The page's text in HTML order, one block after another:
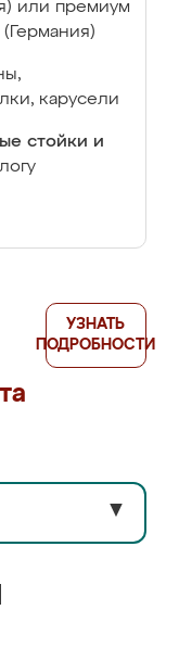
или премиум
карусели
стойки и
УЗНАТЬ
ПОДРОБНОСТИ
▼